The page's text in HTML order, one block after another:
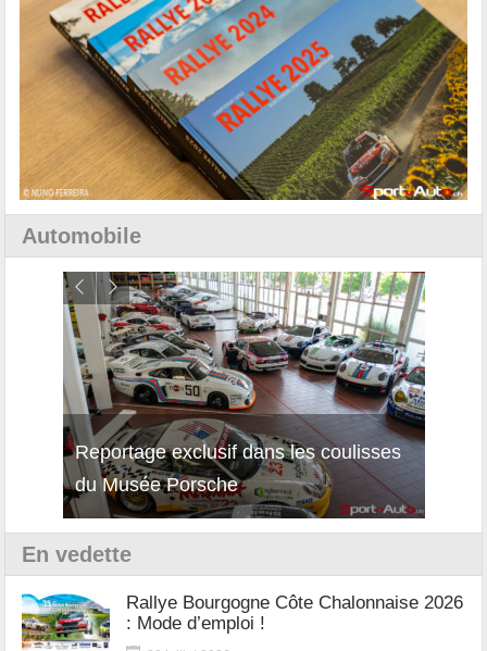
Automobile
Reportage exclusif dans les coulisses
du Musée Porsche
Découverte de la nouvelle Ferrari
12Cilindri Manuale
En vedette
Rallye Bourgogne Côte Chalonnaise 2026
: Mode d’emploi !